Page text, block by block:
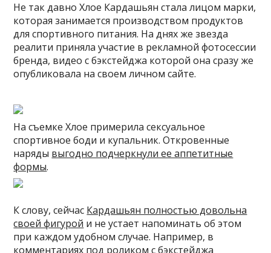
Не так давно Хлое Кардашьян стала лицом марки,
которая занимается производством продуктов
для спортивного питания. На днях же звезда
реалити приняла участие в рекламной фотосессии
бренда, видео с бэкстейджа которой она сразу же
опубликовала на своем личном сайте.
На съемке Хлое примерила сексуальное
спортивное боди и купальник. Откровенные
наряды выгодно подчеркнули ее аппетитные
формы.
К слову, сейчас Кардашьян полностью довольна
своей фигурой и не устает напоминать об этом
при каждом удобном случае. Например, в
комментариях под роликом с бэкстейджа